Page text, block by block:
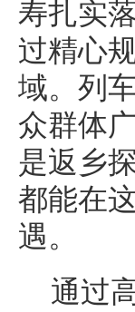
寿扎实
过精心
域。列
众群体
是返乡
都能在
遇。
通过